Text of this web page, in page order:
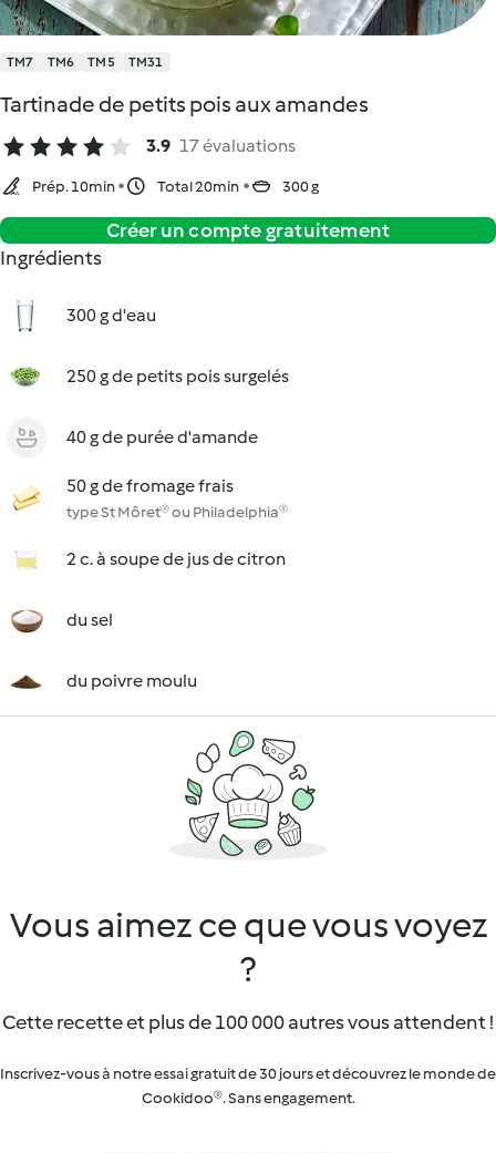
TM7 TM6 TM5 TM31
Tartinade de petits pois aux amandes
3.9 17 évaluations
Prép. 10min Total 20min 300 g
Créer un compte gratuitement
Ingrédients
300 g d'eau
250 g de petits pois surgelés
40 g de purée d'amande
50 g de fromage frais
type St Môret® ou Philadelphia®
2 c. à soupe de jus de citron
du sel
du poivre moulu
Vous aimez ce que vous voyez
?
Cette recette et plus de 100 000 autres vous attendent !
Inscrivez-vous à notre essai gratuit de 30 jours et découvrez le monde de
Cookidoo®. Sans engagement.